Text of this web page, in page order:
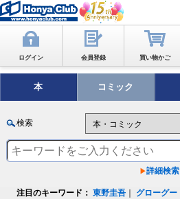
ログイン 会員登録 買い物かご
本 コミック
検索
詳細検索
注目のキーワード： 東野圭吾 グローグー